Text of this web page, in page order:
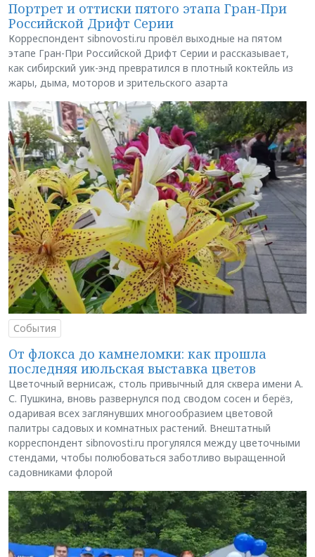
Портрет и оттиски пятого этапа Гран-При
Российской Дрифт Серии
Корреспондент sibnovosti.ru провёл выходные на пятом
этапе Гран-При Российской Дрифт Серии и рассказывает,
как сибирский уик-энд превратился в плотный коктейль из
жары, дыма, моторов и зрительского азарта
События
От флокса до камнеломки: как прошла
последняя июльская выставка цветов
Цветочный вернисаж, столь привычный для сквера имени А.
С. Пушкина, вновь развернулся под сводом сосен и берёз,
одаривая всех заглянувших многообразием цветовой
палитры садовых и комнатных растений. Внештатный
корреспондент sibnovosti.ru прогулялся между цветочными
стендами, чтобы полюбоваться заботливо выращенной
садовниками флорой